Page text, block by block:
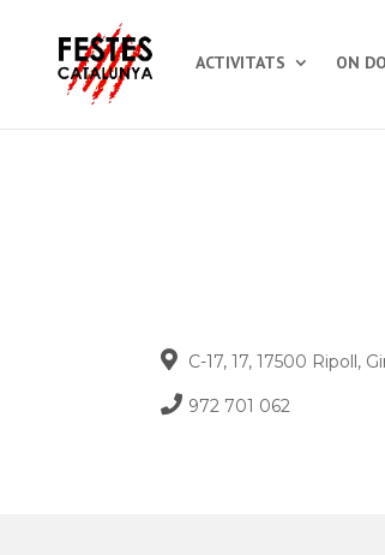
ACTIVITATS ON
C-17, 17, 17500 Ripoll,
972 701 062